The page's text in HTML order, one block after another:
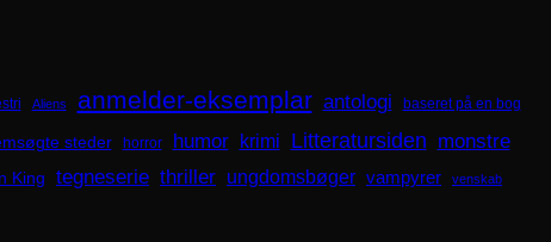
Aliens anmelder-eksemplar antologi baseret på en bog
steder horror humor krimi Litteratursiden monstre
King tegneserie thriller ungdomsbøger vampyrer venskab